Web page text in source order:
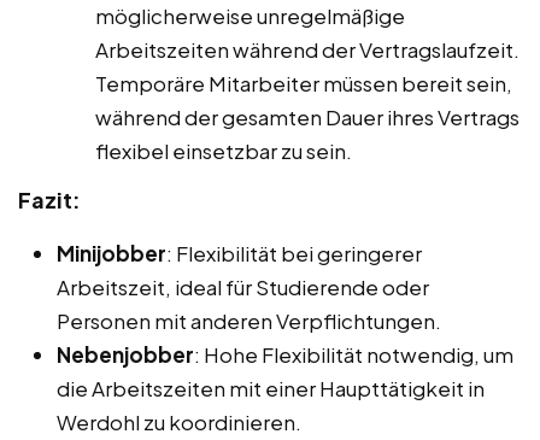
möglicherweise unregelmäßige
Arbeitszeiten während der Vertragslaufzeit.
Temporäre Mitarbeiter müssen bereit sein,
während der gesamten Dauer ihres Vertrags
flexibel einsetzbar zu sein.
Fazit:
Minijobber: Flexibilität bei geringerer
Arbeitszeit, ideal für Studierende oder
Personen mit anderen Verpflichtungen.
Nebenjobber: Hohe Flexibilität notwendig, um
die Arbeitszeiten mit einer Haupttätigkeit in
Werdohl zu koordinieren.